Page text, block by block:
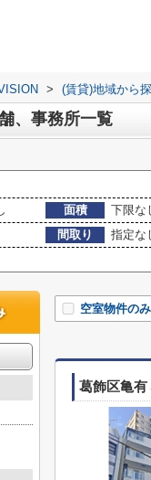
> (賃貸)地域から
、事務所一覧
面積 下限な
間取り
指定な
空室物件の
葛飾区亀